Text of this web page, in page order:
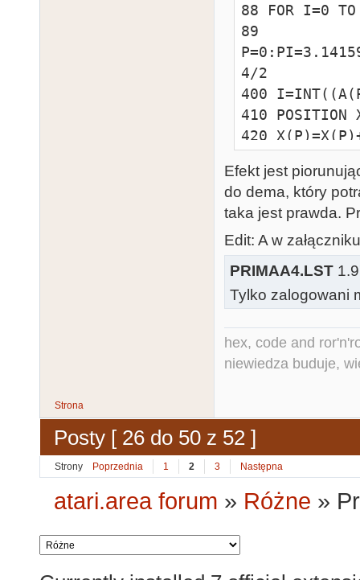
88 FOR I=0
89
4/2
400
410
420
440 IF X(P)<0
450 IF
460 IF Y(P)<0
470
500 P=P+1:IF
Efekt jest
do dema, który
taka jest prawda.
Edit: A w
PRIMAA4.LST
Tylko zalogowani
hex, code and
niewiedza buduje,
Strona
Posty [ 26 do 50 z 52 ]
Strony Poprzednia 1 2 3 Następna
atari.area forum » Różne »